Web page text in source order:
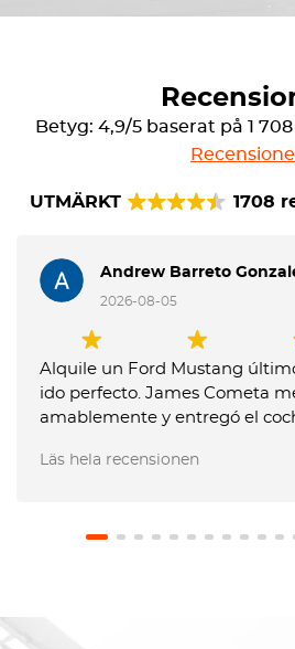
Betyg: 4,9/5 baserat på 1
UTMÄRKT 1708
Andrew Barreto
2026-08-05
Alquile un Ford Mustang
ido perfecto. James Cometa
amablemente y entregó el
dijeron que me tenían que
el cargo. El coche estaba en
Läs hela recensionen